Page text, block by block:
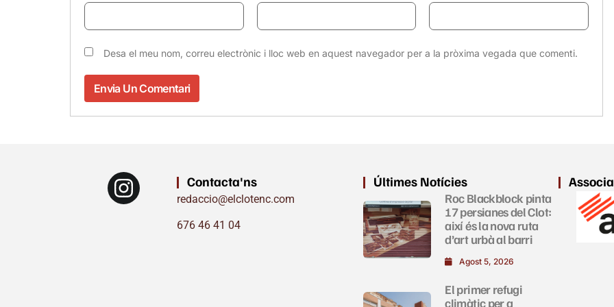
Desa el meu nom, correu electrònic i lloc web en aquest navegador per a la pròxima vegada que comenti.
Contacta'ns
redaccio@elclotenc.com
676 46 41 04
Últimes Notícies
Roc Blackblock pinta
17 persianes del Clot:
així és la nova ruta
d’art urbà al barri
Agost 5, 2026
El primer refugi
climàtic per a